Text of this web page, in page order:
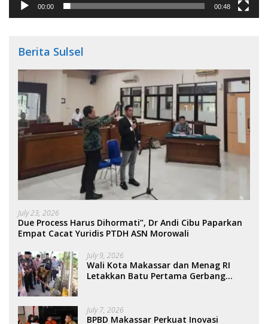
00:00 00:48
Berita Sulsel
July 23, 2026
Due Process Harus Dihormati”, Dr Andi Cibu Paparkan
Empat Cacat Yuridis PTDH ASN Morowali
July 9, 2026
Wali Kota Makassar dan Menag RI
Letakkan Batu Pertama Gerbang
July 7, 2026
BPBD Makassar Perkuat Inovasi